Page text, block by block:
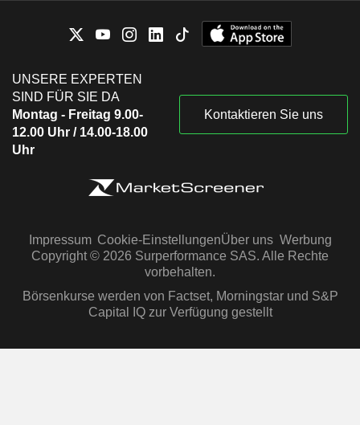
UNSERE EXPERTEN
SIND FÜR SIE DA
Montag - Freitag 9.00-
12.00 Uhr / 14.00-18.00
Uhr
Kontaktieren Sie uns
Impressum Cookie-EinstellungenÜber uns Werbung
Copyright © 2026 Surperformance SAS. Alle Rechte
vorbehalten.
Börsenkurse werden von Factset, Morningstar und S&P
Capital IQ zur Verfügung gestellt